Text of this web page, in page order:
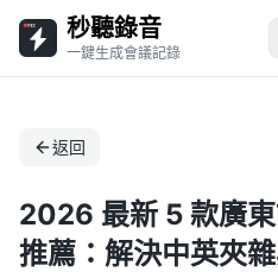
秒聽錄音
一鍵生成會議記錄
返回
2026 最新 5 款廣
推薦：解決中英夾